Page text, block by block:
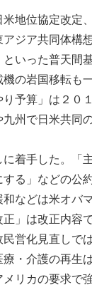
地位協定改定
ジア共同体構
いった普天間
の岩国移転も
予算」は２０
州で日米共同
着手した。「
る」などの公
などは米オバ
」は改正内容
営化見直しで
・介護の再生
リカの要求で強